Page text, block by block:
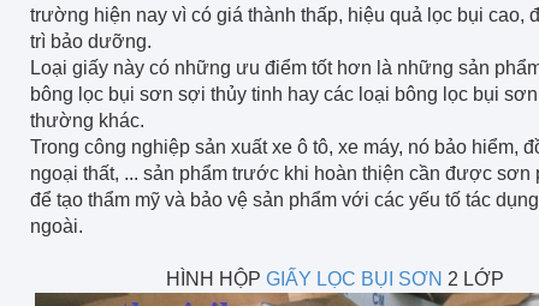
trường hiện nay vì có giá thành thấp, hiệu quả lọc bụi cao,
trì bảo dưỡng.
Loại giấy này có những ưu điểm tốt hơn là những sản
bông lọc bụi sơn sợi thủy tinh hay các loại bông lọc bụi
thường khác.
Trong công nghiệp sản xuất xe ô tô, xe máy, nó bảo hiểm,
ngoại thất, ... sản phẩm trước khi hoàn thiện cần được sơn
để tạo thẩm mỹ và bảo vệ sản phẩm với các yếu tố tác
ngoài.
HÌNH HỘP GIẤY LỌC BỤI SƠN 2 LỚP